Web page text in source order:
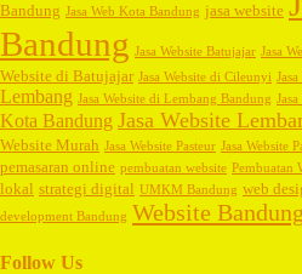
Bandung Jasa Web Kota Bandung jasa website
Bandung Jasa Website Batujajar Jasa
Website di Batujajar Jasa Website di Cileunyi
Lembang Jasa Website di Lembang Bandung
Kota Bandung Jasa Website
Website Murah Jasa Website Pasteur Jasa Website
pemasaran online pembuatan website Pembuatan
lokal strategi digital UMKM Bandung web
development Bandung Website Bandung
Follow Us